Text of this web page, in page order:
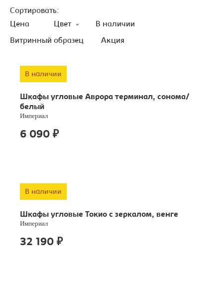
Сортировать:
Цена
Цвет В наличии
Витринный образец Акция
В наличии
Шкафы угловые Аврора терминал, сонома/
белый
Империал
6 090 ₽
В наличии
Шкафы угловые Токио с зеркалом, венге
Империал
32 190 ₽